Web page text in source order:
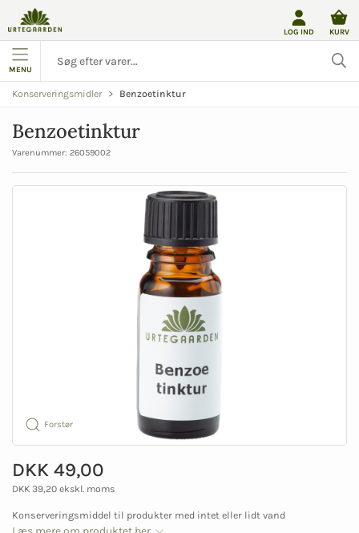
LOG IND KURV
MENU
Konserveringsmidler Benzoetinktur
Benzoetinktur
Varenummer: 26059002
Forstør
DKK 49,00
DKK 39,20 ekskl. moms
Konserveringsmiddel til produkter med intet eller lidt vand